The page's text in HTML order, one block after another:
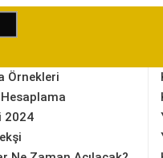
Örnekleri
Hesaplama
2024